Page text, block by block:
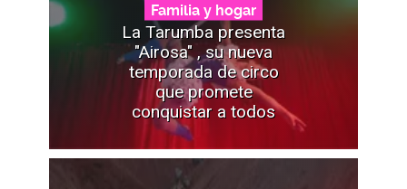
Familia y hogar
La Tarumba presenta
"Airosa" , su nueva
temporada de circo
que promete
conquistar a todos